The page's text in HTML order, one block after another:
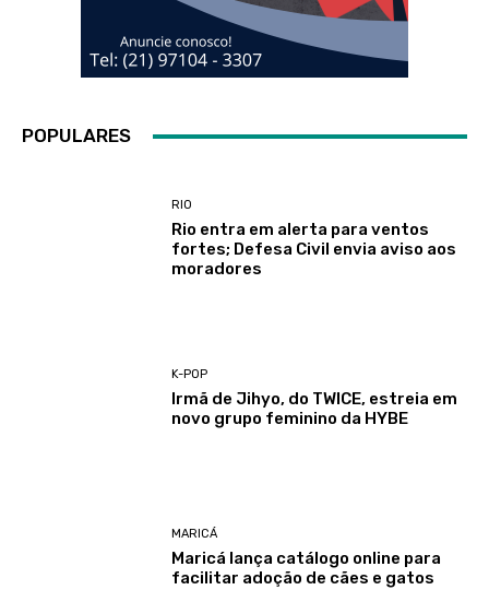
POPULARES
RIO
Rio entra em alerta para ventos
fortes; Defesa Civil envia aviso aos
moradores
K-POP
Irmã de Jihyo, do TWICE, estreia em
novo grupo feminino da HYBE
MARICÁ
Maricá lança catálogo online para
facilitar adoção de cães e gatos